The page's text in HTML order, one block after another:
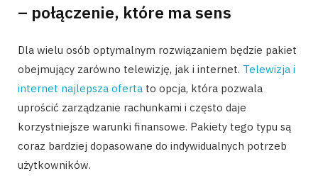
– połączenie, które ma sens
Dla wielu osób optymalnym rozwiązaniem będzie pakiet
obejmujący zarówno telewizję, jak i internet. Telewizja i
internet najlepsza oferta to opcja, która pozwala
uprościć zarządzanie rachunkami i często daje
korzystniejsze warunki finansowe. Pakiety tego typu są
coraz bardziej dopasowane do indywidualnych potrzeb
użytkowników.